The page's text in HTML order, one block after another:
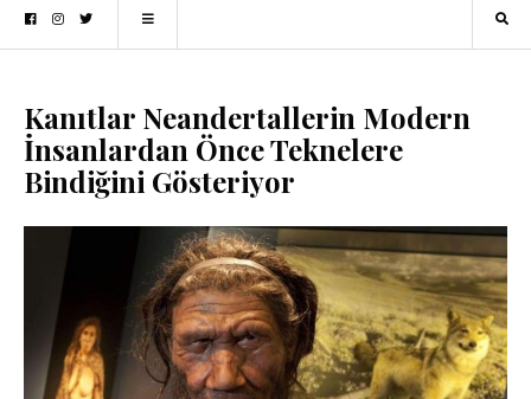
Kanıtlar Neandertallerin Modern
İnsanlardan Önce Teknelere
Bindiğini Gösteriyor